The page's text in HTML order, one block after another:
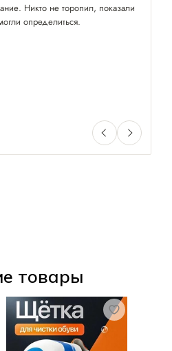
Никто не торопил, показали
определиться.
товары